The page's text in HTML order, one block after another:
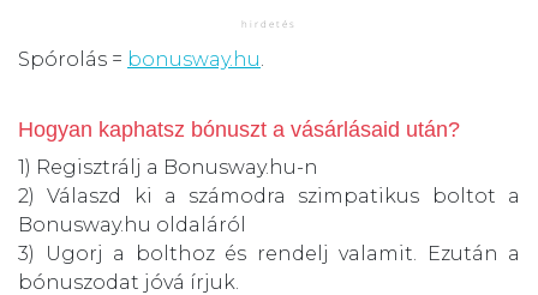
Spórolás = bonusway.hu.
Hogyan kaphatsz bónuszt a vásárlásaid után?
1) Regisztrálj a Bonusway.hu-n
2) Válaszd ki a számodra szimpatikus boltot a
Bonusway.hu oldaláról
3) Ugorj a bolthoz és rendelj valamit. Ezután a
bónuszodat jóvá írjuk.